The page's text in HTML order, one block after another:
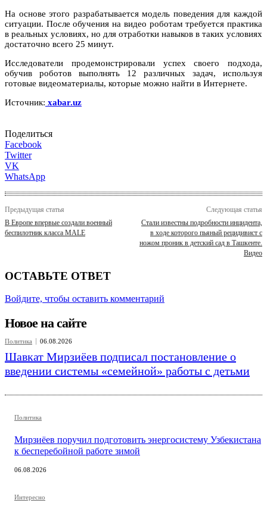
На основе этого разрабатывается модель поведения для каждой
ситуации. После обучения на видео роботам требуется практика
в реальных условиях, но для отработки навыков в таких условиях
достаточно всего 25 минут.
Исследователи продемонстрировали успех своего подхода,
обучив роботов выполнять 12 различных задач, используя
готовые видеоматериалы, которые можно найти в Интернете.
Источник: xabar.uz
Поделиться
Facebook
Twitter
VK
WhatsApp
Предыдущая статья
В Европе впервые создали военный
беспилотник класса MALE
Следующая статья
Стали известны подробности инцидента,
в ходе которого пьяный рецидивист с
ножом проник в детский сад в Ташкенте.
Видео
ОСТАВЬТЕ ОТВЕТ
Войдите, чтобы оставить комментарий
Новое на сайте
Политика 06.08.2026
Шавкат Мирзиёев подписал постановление о
введении системы «семейной» работы с детьми
Политика
Мирзиёев поручил подготовить энергосистему Узбекистана
к бесперебойной работе зимой
06.08.2026
Интересно